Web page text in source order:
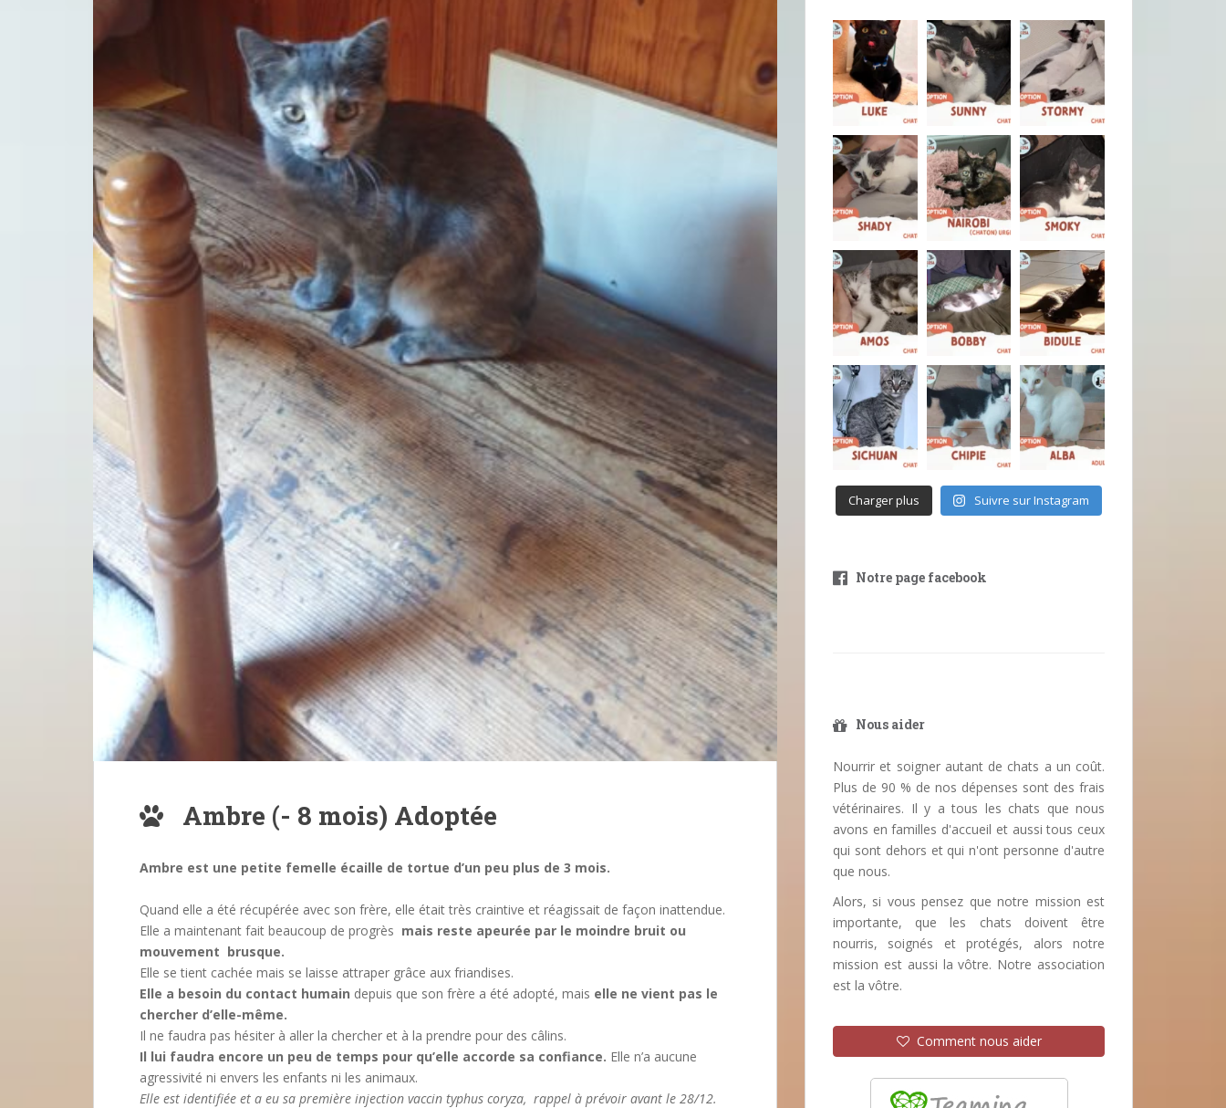
Ambre (- 8 mois) Adoptée
Ambre est une petite femelle écaille de tortue d’un peu plus de 3 mois.
Quand elle a été récupérée avec son frère, elle était très craintive et réagissait de façon inattendue.
Elle a maintenant fait beaucoup de progrès mais reste apeurée par le moindre bruit ou
mouvement brusque.
Elle se tient cachée mais se laisse attraper grâce aux friandises.
Elle a besoin du contact humain depuis que son frère a été adopté, mais elle ne vient pas le
chercher d’elle-même.
Il ne faudra pas hésiter à aller la chercher et à la prendre pour des câlins.
Il lui faudra encore un peu de temps pour qu’elle accorde sa confiance. Elle n’a aucune
agressivité ni envers les enfants ni les animaux.
Elle est identifiée et a eu sa première injection vaccin typhus coryza, rappel à prévoir avant le 28/12.
Charger plus Suivre sur Instagram
Notre page facebook
Nous aider
Nourrir et soigner autant de chats a un coût.
Plus de 90 % de nos dépenses sont des frais
vétérinaires. Il y a tous les chats que nous
avons en familles d'accueil et aussi tous ceux
qui sont dehors et qui n'ont personne d'autre
que nous.
Alors, si vous pensez que notre mission est
importante, que les chats doivent être
nourris, soignés et protégés, alors notre
mission est aussi la vôtre. Notre association
est la vôtre.
Comment nous aider